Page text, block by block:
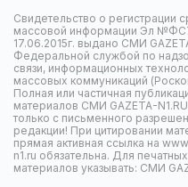
Свидетельство о регистрации
массовой информации Эл
17.06.2015г. выдано СМИ
Федеральной службой по
связи, информационных
массовых коммуникаций
Полная или частичная
материалов СМИ GAZETA-
только с письменного
редакции! При цитировании
прямая активная ссылка на
n1.ru обязательна. Для печатных
материалов указывать: СМИ